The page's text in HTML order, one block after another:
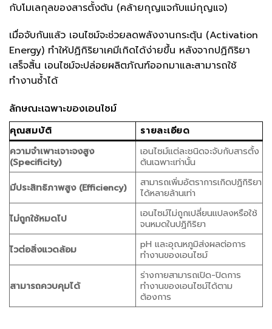
กับโมเลกุลของสารตั้งต้น (คล้ายกุญแจกับแม่กุญแจ)
เมื่อจับกันแล้ว เอนไซม์จะช่วยลดพลังงานกระตุ้น (Activation
Energy) ทำให้ปฏิกิริยาเคมีเกิดได้ง่ายขึ้น หลังจากปฏิกิริยา
เสร็จสิ้น เอนไซม์จะปล่อยผลิตภัณฑ์ออกมาและสามารถใช้
ทำงานซ้ำได้
ลักษณะเฉพาะของเอนไซม์
คุณสมบัติ
รายละเอียด
ความจำเพาะเจาะจงสูง
(Specificity)
เอนไซม์แต่ละชนิดจะจับกับสารตั้ง
ต้นเฉพาะเท่านั้น
มีประสิทธิภาพสูง (Efficiency)
สามารถเพิ่มอัตราการเกิดปฏิกิริยา
ได้หลายล้านเท่า
ไม่ถูกใช้หมดไป
เอนไซม์ไม่ถูกเปลี่ยนแปลงหรือใช้
จนหมดในปฏิกิริยา
ไวต่อสิ่งแวดล้อม
pH และอุณหภูมิส่งผลต่อการ
ทำงานของเอนไซม์
สามารถควบคุมได้
ร่างกายสามารถเปิด-ปิดการ
ทำงานของเอนไซม์ได้ตาม
ต้องการ